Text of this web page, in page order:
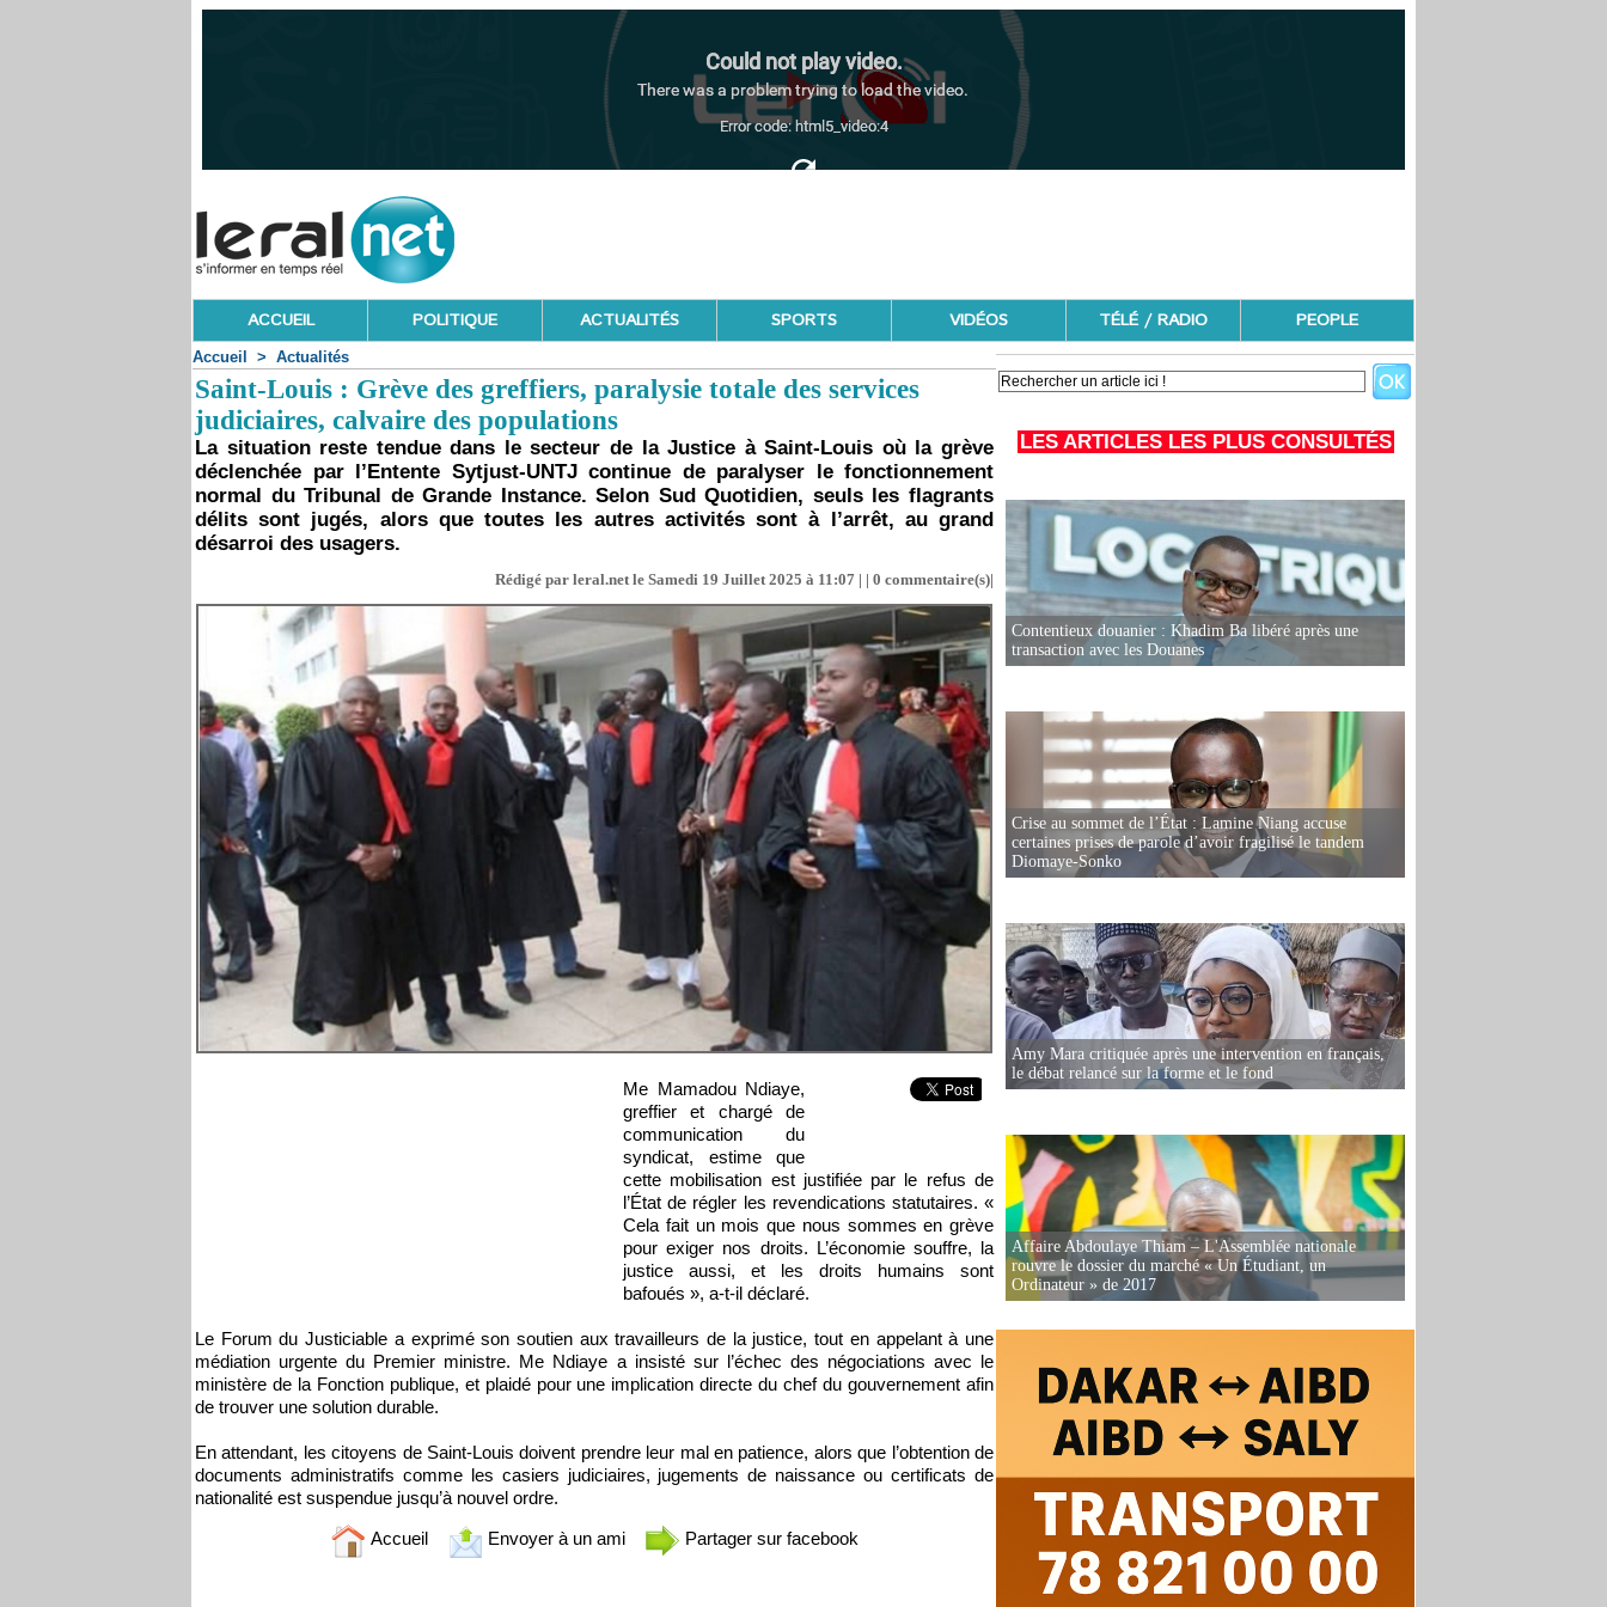
ACCUEIL POLITIQUE ACTUALITÉS SPORTS VIDÉOS TÉLÉ / RADIO PEOPLE
Accueil > Actualités
Saint-Louis : Grève des greffiers, paralysie totale des services
judiciaires, calvaire des populations
La situation reste tendue dans le secteur de la Justice à Saint-Louis où la grève
déclenchée par l’Entente Sytjust-UNTJ continue de paralyser le fonctionnement
normal du Tribunal de Grande Instance. Selon Sud Quotidien, seuls les flagrants
délits sont jugés, alors que toutes les autres activités sont à l’arrêt, au grand
désarroi des usagers.
Rédigé par leral.net le Samedi 19 Juillet 2025 à 11:07 | | 0 commentaire(s)|
Me Mamadou Ndiaye,
greffier et chargé de
communication du
syndicat, estime que
cette mobilisation est justifiée par le refus de
l’État de régler les revendications statutaires. «
Cela fait un mois que nous sommes en grève
pour exiger nos droits. L’économie souffre, la
justice aussi, et les droits humains sont
bafoués », a-t-il déclaré.
Le Forum du Justiciable a exprimé son soutien aux travailleurs de la justice, tout en appelant à une
médiation urgente du Premier ministre. Me Ndiaye a insisté sur l’échec des négociations avec le
ministère de la Fonction publique, et plaidé pour une implication directe du chef du gouvernement afin
de trouver une solution durable.
En attendant, les citoyens de Saint-Louis doivent prendre leur mal en patience, alors que l’obtention de
documents administratifs comme les casiers judiciaires, jugements de naissance ou certificats de
nationalité est suspendue jusqu’à nouvel ordre.
Accueil Envoyer à un ami Partager sur facebook
LES ARTICLES LES PLUS CONSULTÉS
Contentieux douanier : Khadim Ba libéré après une
transaction avec les Douanes
Crise au sommet de l’État : Lamine Niang accuse
certaines prises de parole d’avoir fragilisé le tandem
Diomaye-Sonko
Amy Mara critiquée après une intervention en français,
le débat relancé sur la forme et le fond
Affaire Abdoulaye Thiam – L'Assemblée nationale
rouvre le dossier du marché « Un Étudiant, un
Ordinateur » de 2017